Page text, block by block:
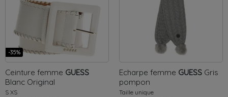
-35%
Ceinture femme GUESS
Blanc Original
S XS
Echarpe femme GUESS Gris
pompon
Taille unique